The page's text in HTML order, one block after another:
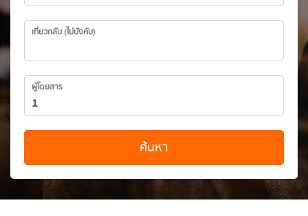
เที่ยวกลับ (ไม่บังคับ)
ผู้โดยสาร
ค้นหา